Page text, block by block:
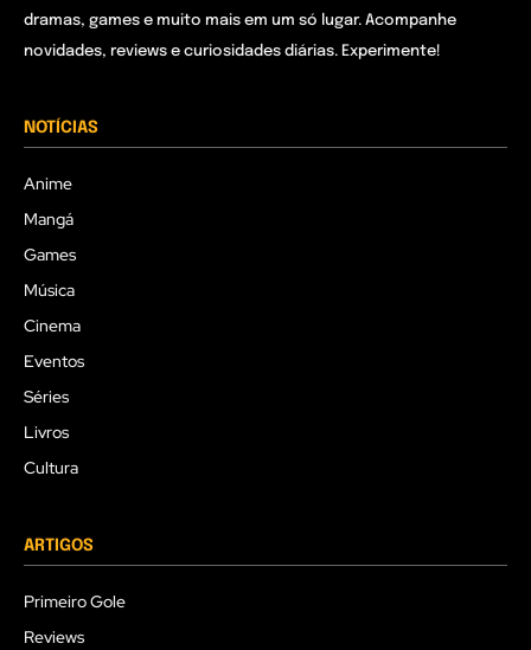
dramas, games e muito mais em um só lugar. Acompanhe
novidades, reviews e curiosidades diárias. Experimente!
NOTÍCIAS
Anime
Mangá
Games
Música
Cinema
Eventos
Séries
Livros
Cultura
ARTIGOS
Primeiro Gole
Reviews